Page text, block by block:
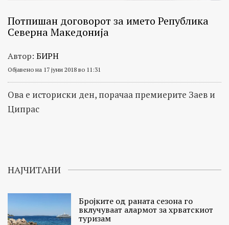
Потпишан договорот за името Република
Северна Македонија
Автор: БИРН
Објавено на 17 јуни 2018 во 11:31
Ова е историски ден, порачаа премиерите Заев и
Ципрас
НАЈЧИТАНИ
Бројките од раната сезона го
вклучуваат алармот за хрватскиот
туризам